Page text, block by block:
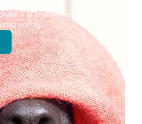
– již pracujeme na opravě.
později.